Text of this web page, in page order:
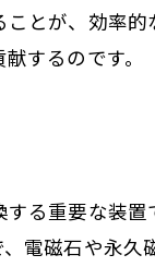
とが、効率
するのです。
る重要な装
電磁石や永